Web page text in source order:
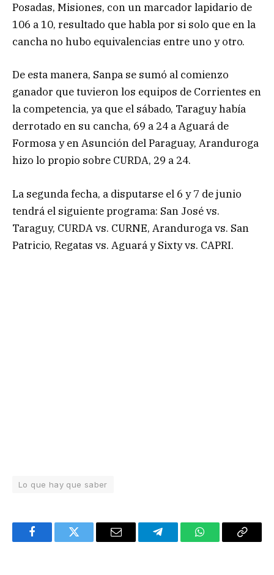
Posadas, Misiones, con un marcador lapidario de
106 a 10, resultado que habla por si solo que en la
cancha no hubo equivalencias entre uno y otro.
De esta manera, Sanpa se sumó al comienzo
ganador que tuvieron los equipos de Corrientes en
la competencia, ya que el sábado, Taraguy había
derrotado en su cancha, 69 a 24 a Aguará de
Formosa y en Asunción del Paraguay, Aranduroga
hizo lo propio sobre CURDA, 29 a 24.
La segunda fecha, a disputarse el 6 y 7 de junio
tendrá el siguiente programa: San José vs.
Taraguy, CURDA vs. CURNE, Aranduroga vs. San
Patricio, Regatas vs. Aguará y Sixty vs. CAPRI.
Lo que hay que saber
FacebookTwitter Email TelegramWhatsAppCopy